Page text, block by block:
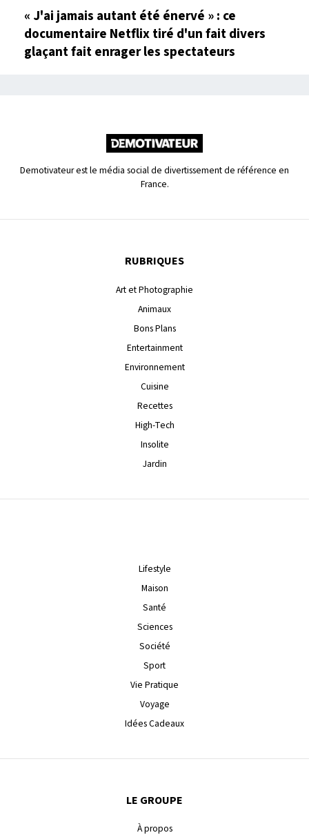
« J'ai jamais autant été énervé » : ce
documentaire Netflix tiré d'un fait divers
glaçant fait enrager les spectateurs
Demotivateur est le média social de divertissement de référence en
France.
RUBRIQUES
Art et Photographie
Animaux
Bons Plans
Entertainment
Environnement
Cuisine
Recettes
High-Tech
Insolite
Jardin
Lifestyle
Maison
Santé
Sciences
Société
Sport
Vie Pratique
Voyage
Idées Cadeaux
LE GROUPE
À propos